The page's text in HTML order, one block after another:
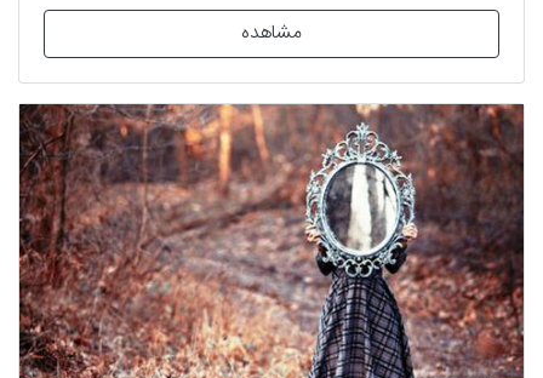
میشه که باعث آشنایش با حامین میشه . ولی ماکان به این
راحتی نمیتونه ازش بگذره و ... پایان خوش
مشاهده